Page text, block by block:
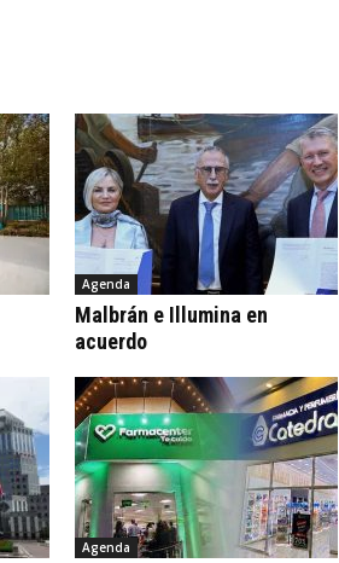
Agenda
Malbrán e Illumina en
acuerdo
Agenda